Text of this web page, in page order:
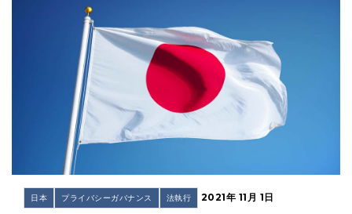
日本 プライバシーガバナンス 法執行 2021年 11月 1日